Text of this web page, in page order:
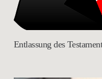
Entlassung des